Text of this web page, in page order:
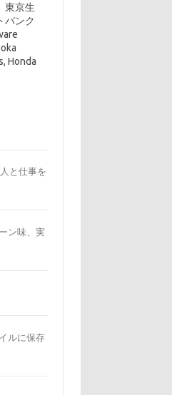
東京生
バンク
Honda
と仕事を
ン味、実
ルに保存